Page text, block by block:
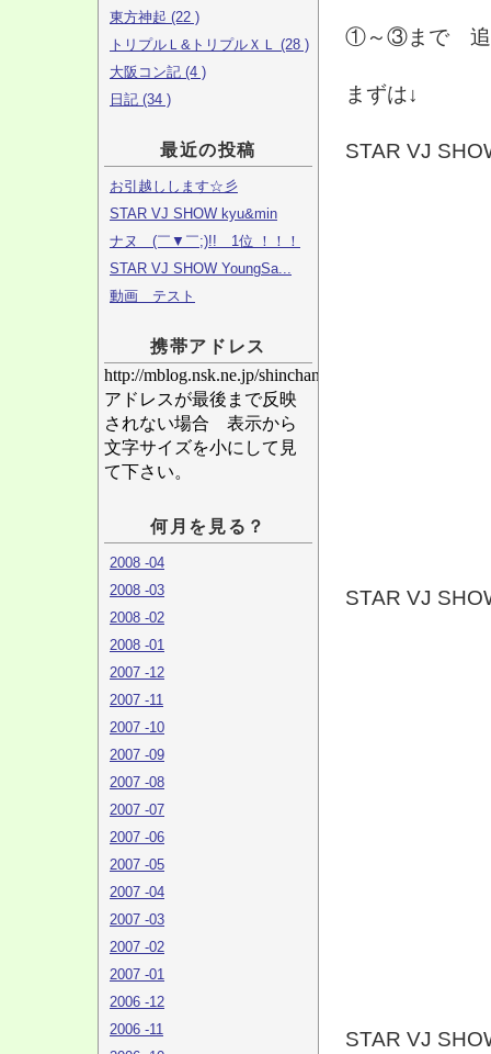
東方神起 (22 )
トリプルＬ&トリプルＸＬ (28 )
大阪コン記 (4 )
日記 (34 )
最近の投稿
お引越しします☆彡
STAR VJ SHOW kyu&min
ナヌ (￣▼￣;)!! 1位 ！！！
STAR VJ SHOW YoungSa...
動画 テスト
携帯アドレス
http://mblog.nsk.ne.jp/shinchan/
アドレスが最後まで反映
されない場合 表示から
文字サイズを小にして見
て下さい。
何月を見る？
2008 -04
2008 -03
2008 -02
2008 -01
2007 -12
2007 -11
2007 -10
2007 -09
2007 -08
2007 -07
2007 -06
2007 -05
2007 -04
2007 -03
2007 -02
2007 -01
2006 -12
2006 -11
①～③まで 追
まずは↓
STAR VJ
STAR VJ
STAR VJ